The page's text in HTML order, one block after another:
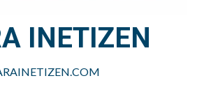
INETIZEN